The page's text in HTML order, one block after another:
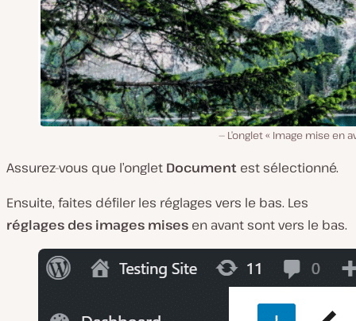
L’onglet « Image mise en
Assurez-vous que l’onglet Document est sélectionné.
Ensuite, faites défiler les réglages vers le bas. Les
réglages des images mises en avant sont vers le bas.